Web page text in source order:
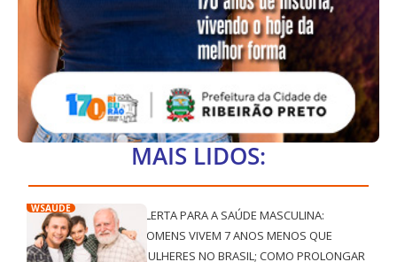
MAIS LIDOS:
WSAÚDE
ALERTA PARA A SAÚDE MASCULINA:
HOMENS VIVEM 7 ANOS MENOS QUE
MULHERES NO BRASIL; COMO PROLONGAR